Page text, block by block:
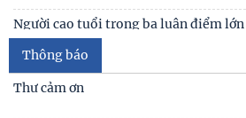
Đóng góp tích cực vào củng cố môi
định, phát triển của đất nước
Hội thảo khoa học quốc tế: “Nền
Sáng kiến của Cộng hòa Dân chủ Nhân